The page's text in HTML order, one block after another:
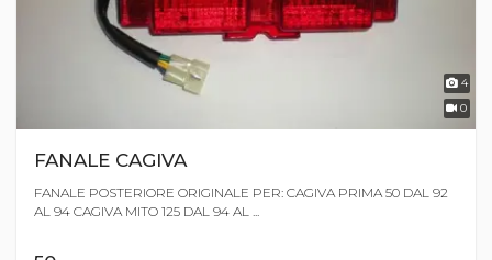
4
0
FANALE CAGIVA
FANALE POSTERIORE ORIGINALE PER: CAGIVA PRIMA 50 DAL 92
AL 94 CAGIVA MITO 125 DAL 94 AL ...